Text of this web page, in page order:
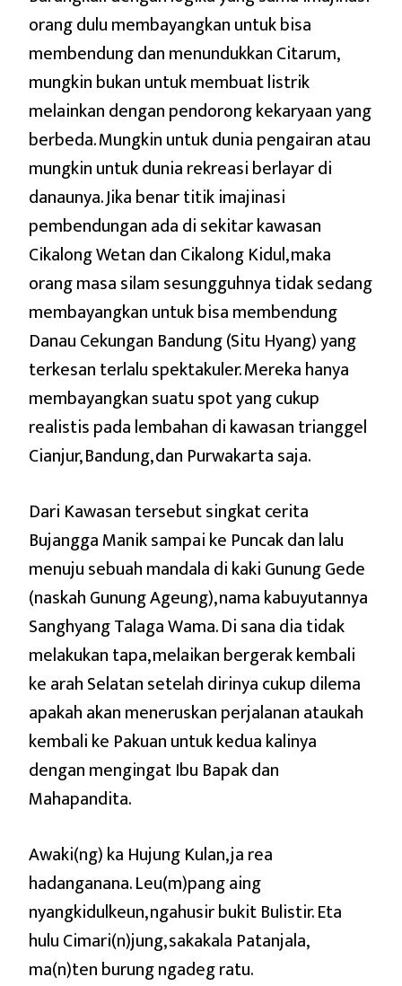
orang dulu membayangkan untuk bisa
membendung dan menundukkan Citarum,
mungkin bukan untuk membuat listrik
melainkan dengan pendorong kekaryaan yang
berbeda. Mungkin untuk dunia pengairan atau
mungkin untuk dunia rekreasi berlayar di
danaunya. Jika benar titik imajinasi
pembendungan ada di sekitar kawasan
Cikalong Wetan dan Cikalong Kidul, maka
orang masa silam sesungguhnya tidak sedang
membayangkan untuk bisa membendung
Danau Cekungan Bandung (Situ Hyang) yang
terkesan terlalu spektakuler. Mereka hanya
membayangkan suatu spot yang cukup
realistis pada lembahan di kawasan trianggel
Cianjur, Bandung, dan Purwakarta saja.
Dari Kawasan tersebut singkat cerita
Bujangga Manik sampai ke Puncak dan lalu
menuju sebuah mandala di kaki Gunung Gede
(naskah Gunung Ageung), nama kabuyutannya
Sanghyang Talaga Wama. Di sana dia tidak
melakukan tapa, melaikan bergerak kembali
ke arah Selatan setelah dirinya cukup dilema
apakah akan meneruskan perjalanan ataukah
kembali ke Pakuan untuk kedua kalinya
dengan mengingat Ibu Bapak dan
Mahapandita.
Awaki(ng) ka Hujung Kulan, ja rea
hadanganana. Leu(m)pang aing
nyangkidulkeun, ngahusir bukit Bulistir. Eta
hulu Cimari(n)jung, sakakala Patanjala,
ma(n)ten burung ngadeg ratu.